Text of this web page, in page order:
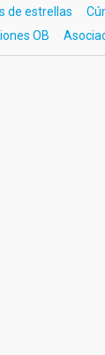
de estrellas
OB